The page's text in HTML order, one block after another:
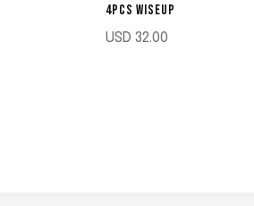
4PCS WISEUP
USD 32.00